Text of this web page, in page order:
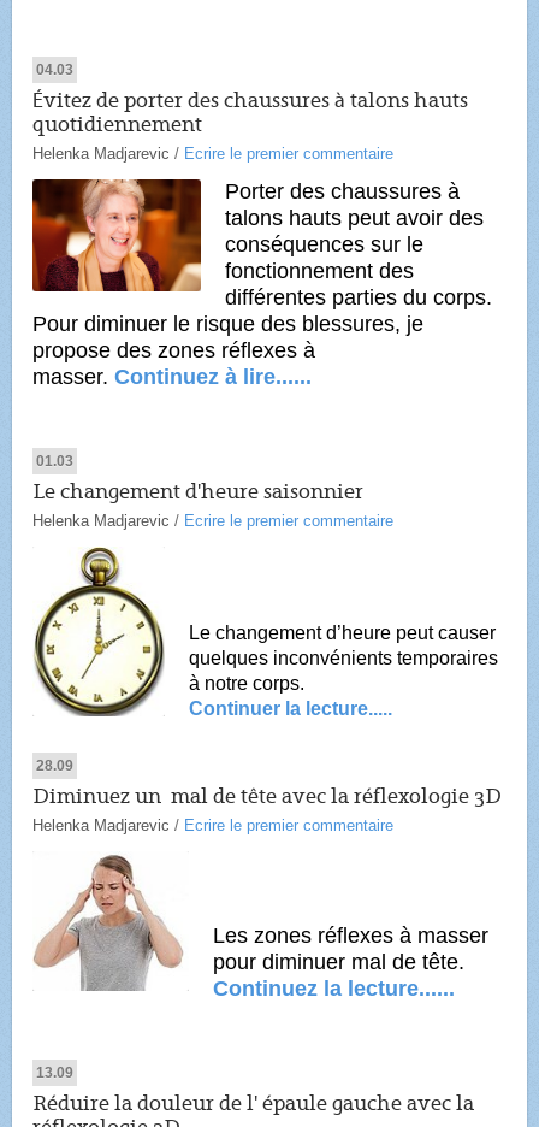
04.03
Évitez de porter des chaussures à talons hauts
quotidiennement
Helenka Madjarevic / Ecrire le premier commentaire
Porter des chaussures à
talons hauts peut avoir des
conséquences sur le
fonctionnement des
différentes parties du corps.
Pour diminuer le risque des blessures, je
propose des zones réflexes à
masser. Continuez à lire......
01.03
Le changement d'heure saisonnier
Helenka Madjarevic / Ecrire le premier commentaire
Le changement d’heure peut causer
quelques inconvénients temporaires
à notre corps.
Continuer la lecture.....
28.09
Diminuez un mal de tête avec la réflexologie 3D
Helenka Madjarevic / Ecrire le premier commentaire
Les zones réflexes à masser
pour diminuer mal de tête.
Continuez la lecture......
13.09
Réduire la douleur de l' épaule gauche avec la